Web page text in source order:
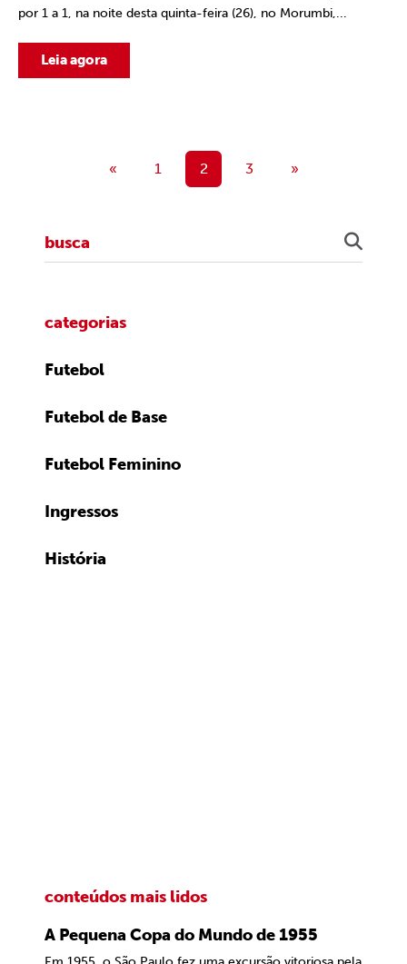
por 1 a 1, na noite desta quinta-feira (26), no Morumbi,...
Leia agora
« 1 2 3 »
categorias
Futebol
Futebol de Base
Futebol Feminino
Ingressos
História
conteúdos mais lidos
A Pequena Copa do Mundo de 1955